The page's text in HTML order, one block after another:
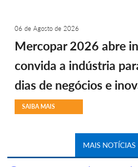
06 de Agosto de 2026
Mercopar 2026 abre
convida a indústria
dias de negócios e
SAIBA MAIS
MAIS NOTÍCIAS